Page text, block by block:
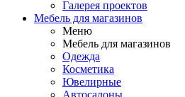
Галерея проектов
Мебель для магазинов
Меню
Мебель для магазинов
Одежда
Косметика
Ювелирные
Автосалоны